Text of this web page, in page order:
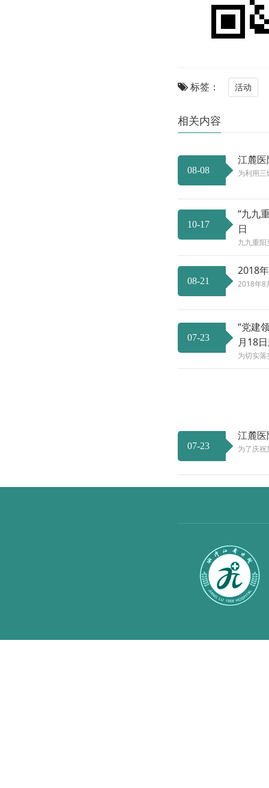
标签： 活动
相关内容
08-08
江麓医
为利用
10-17
“九九
日
九九重
08-21
2018
2018年8
07-23
“党建
月18
为切实
07-23
江麓
为了庆